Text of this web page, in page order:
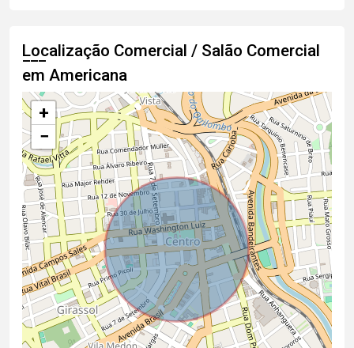
Localização Comercial / Salão Comercial
em Americana
+
−